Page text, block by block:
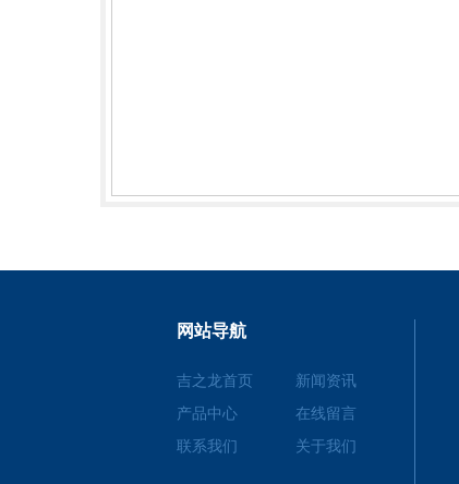
网站导航
吉之龙首页
新闻资讯
产品中心
在线留言
联系我们
关于我们